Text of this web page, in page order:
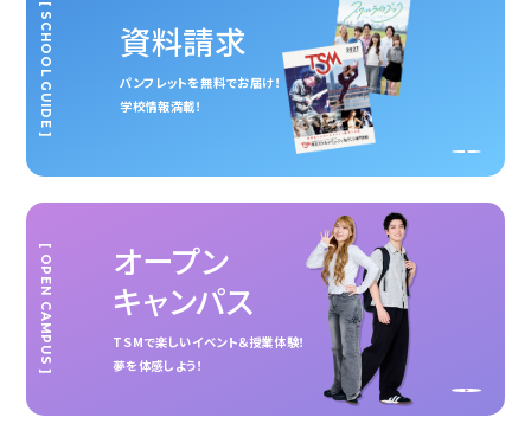
資料請求
パンフレットを無料でお届け！
学校情報満載！
[ SCHOOL GUIDE ]
オープン
キャンパス
TSMで楽しいイベント＆授業体験！
夢を体感しよう！
[ OPEN CAMPUS ]